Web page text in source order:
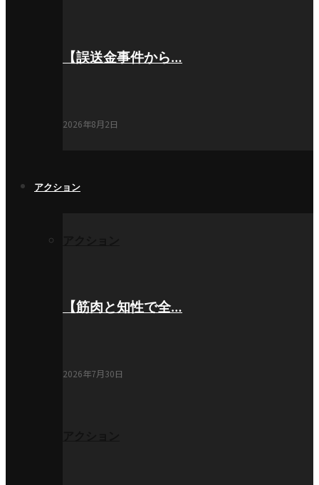
【誤送金事件から…
2026年8月2日
アクション
【筋肉と知性で全…
2026年7月30日